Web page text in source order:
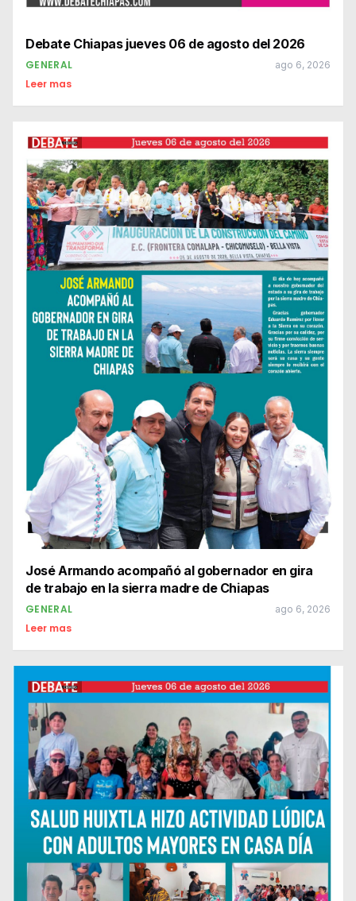
Debate Chiapas jueves 06 de agosto del 2026
GENERAL ago 6, 2026
Leer mas
José Armando acompañó al gobernador en gira
de trabajo en la sierra madre de Chiapas
GENERAL ago 6, 2026
Leer mas